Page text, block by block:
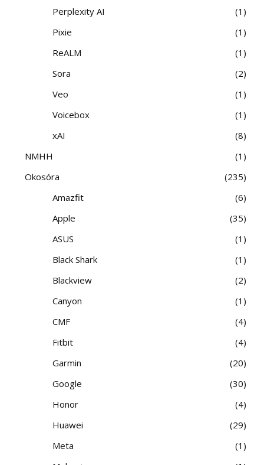
Perplexity AI
1
Pixie
1
ReALM
1
Sora
2
Veo
1
Voicebox
1
xAI
8
NMHH
1
Okosóra
235
Amazfit
6
Apple
35
ASUS
1
Black Shark
1
Blackview
2
Canyon
1
CMF
4
Fitbit
4
Garmin
20
Google
30
Honor
4
Huawei
29
Meta
1